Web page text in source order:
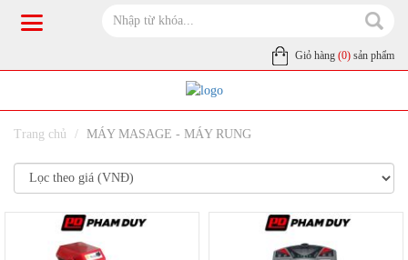
Giỏ hàng (0) sản phẩm
Trang chủ MÁY MASAGE - MÁY RUNG